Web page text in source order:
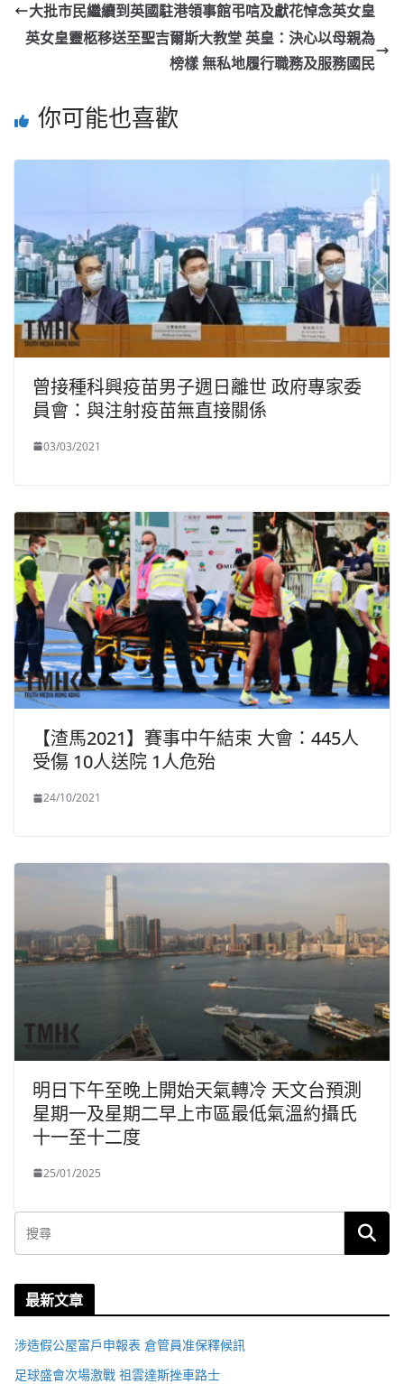
大批市民繼續到英國駐港領事館弔唁及獻花悼念英女皇
英女皇靈柩移送至聖吉爾斯大教堂 英皇：決心以母親為
榜樣 無私地履行職務及服務國民
你可能也喜歡
曾接種科興疫苗男子週日離世 政府專家委
員會：與注射疫苗無直接關係
03/03/2021
【渣馬2021】賽事中午結束 大會：445人
受傷 10人送院 1人危殆
24/10/2021
明日下午至晚上開始天氣轉冷 天文台預測
星期一及星期二早上市區最低氣溫約攝氏
十一至十二度
25/01/2025
最新文章
涉造假公屋富戶申報表 倉管員准保釋候訊
足球盛會次場激戰 祖雲達斯挫車路士